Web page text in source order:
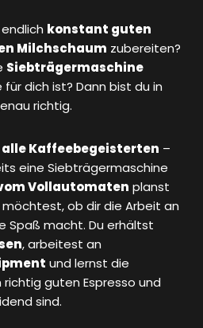
konstant guten
Milchschaum zubereiten?
Siebträgermaschine
dich ist? Dann bist du in
richtig.
alle Kaffeebegeisterten –
eine Siebträgermaschine
Vollautomaten planst
ob dir die Arbeit an
Spaß macht. Du erhältst
, arbeitest an
und lernst die
richtig guten Espresso und
sind.